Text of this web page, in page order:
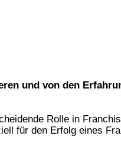
und von den
Rolle in
für den Erfolg eines